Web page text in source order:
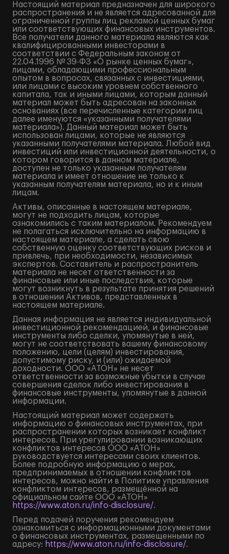
Настоящий материал предназначен для широкого
распространения и не является адресованной для
ограниченной группы лиц рекламой ценных бумаг
или соответствующих финансовых инструментов.
Все получатели данного материала являются как
квалифицированными инвесторами в
соответствии с Федеральным законом от
22.04.1996 № 39-ФЗ «О рынке ценных бумаг»,
лицами, обладающими профессиональным
опытом в вопросах, связанных с инвестициями,
или лицами с высоким уровнем собственного
капитала, так и иными лицами, которым данный
материал может быть адресован на законных
основаниях (все перечисленные категории лиц
далее именуются «указанными получателями
материала»). Данный материал может быть
использован лицами, которые не являются
указанными получателями материала. Любой вид
инвестиций или инвестиционной деятельности, о
котором говорится в данном материале,
доступен не только указанным получателям
материала и имеет отношение не только к
указанным получателям материала, но и к иным
лицам.
Активы, описанные в настоящем материале,
могут не подходить лицам, которые
ознакомились с таким материалом. Рекомендуем
не полагаться исключительно на информацию в
настоящем материале, а сделать свою
собственную оценку соответствующих рисков и
привлечь, при необходимости, независимых
экспертов. Составитель и распространитель
материала не несет ответственности за
финансовые или иные последствия, которые
могут возникнуть в результате принятия решений
в отношении Активов, представленных в
настоящем материале.
Данная информация не является индивидуальной
инвестиционной рекомендацией, и финансовые
инструменты либо сделки, упомянутые в ней,
могут не соответствовать вашему финансовому
положению, цели (целям) инвестирования,
допустимому риску, и (или) ожидаемой
доходности. ООО «АТОН» не несет
ответственности за возможные убытки в случае
совершения сделок либо инвестирования в
финансовые инструменты, упомянутые в данной
информации.
Настоящий материал может содержать
информацию о финансовых инструментах, при
распространении которых возникает конфликт
интересов. При урегулировании возникающих
конфликтов интересов ООО «АТОН»
руководствуется интересами своих клиентов.
Более подробную информацию о мерах,
предпринимаемых в отношении конфликтов
интересов, можно найти в Политике управления
конфликтом интересов, размещённой на
официальном сайте ООО «АТОН»
https://www.aton.ru/info-disclosure/.
Перед подачей поручения рекомендуем
ознакомиться с информационными документами
о финансовых инструментах, размещенными по
адресу: https://www.aton.ru/info-disclosure/.